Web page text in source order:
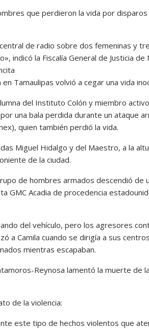
que perdieron la vida por
de radio sobre dos femeninas y
indicó la Fiscalía General de Justicia de
Tamaulipas volvió a cegar una vida
del Instituto Colón y miembro
una bala perdida durante un ataque
quien también perdió la vida.
Miguel Hidalgo y del Maestro, a la
de la ciudad.
de hombres armados descendió de
GMC Acadia de procedencia
del vehículo, pero los agresores
a Camila cuando se dirigía a sus
mientras escapaban.
Reynosa lamentó la muerte de
de la violencia:
este tipo de hechos violentos que